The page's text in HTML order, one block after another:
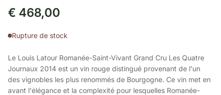
€ 468,00
Rupture de stock
Le Louis Latour Romanée-Saint-Vivant Grand Cru Les Quatre
Journaux 2014 est un vin rouge distingué provenant de l'un
des vignobles les plus renommés de Bourgogne. Ce vin met en
avant l'élégance et la complexité pour lesquelles Romanée-